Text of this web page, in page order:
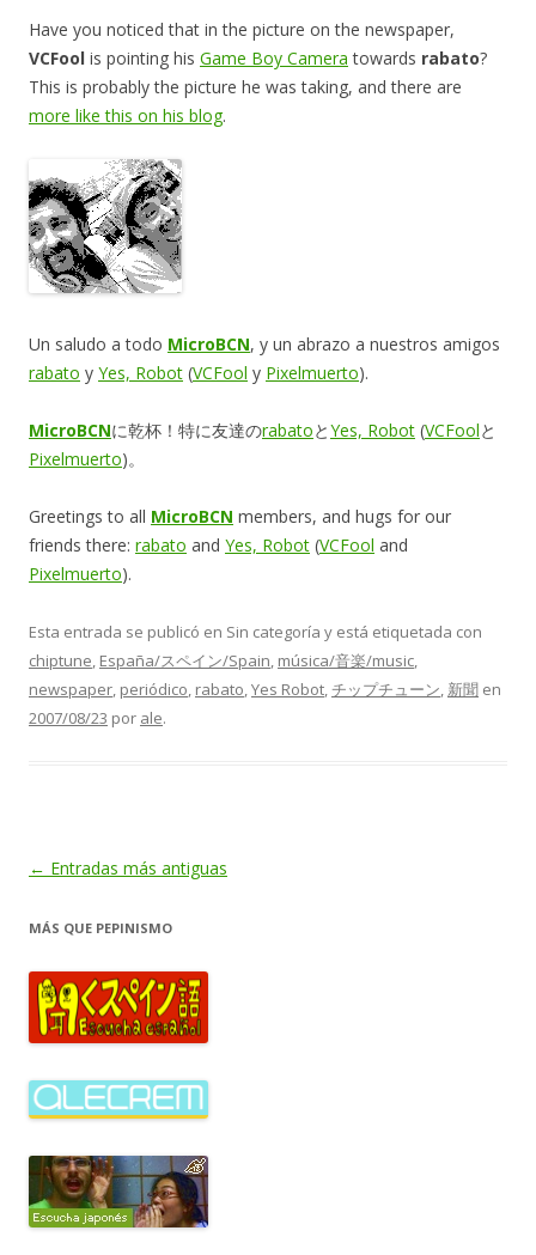
Have you noticed that in the picture on the newspaper,
VCFool is pointing his Game Boy Camera towards rabato?
This is probably the picture he was taking, and there are
more like this on his blog.
Un saludo a todo MicroBCN, y un abrazo a nuestros amigos
rabato y Yes, Robot (VCFool y Pixelmuerto).
MicroBCNに乾杯！特に友達のrabatoとYes, Robot (VCFoolと
Pixelmuerto)。
Greetings to all MicroBCN members, and hugs for our
friends there: rabato and Yes, Robot (VCFool and
Pixelmuerto).
Esta entrada se publicó en Sin categoría y está etiquetada con
chiptune, España/スペイン/Spain, música/音楽/music,
newspaper, periódico, rabato,Yes Robot,チップチューン, 新聞 en
2007/08/23 por ale.
Navegación
entradas
← Entradas más antiguas
MÁS QUE PEPINISMO